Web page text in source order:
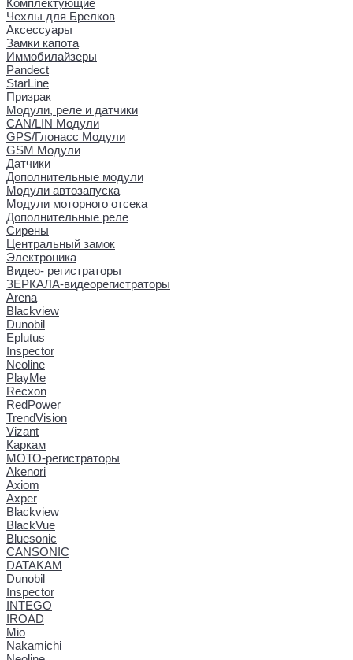
Комплектующие
Чехлы для Брелков
Аксессуары
Замки капота
Иммобилайзеры
Pandect
StarLine
Призрак
Модули, реле и датчики
CAN/LIN Модули
GPS/Глонасс Модули
GSM Модули
Датчики
Дополнительные модули
Модули автозапуска
Модули моторного отсека
Дополнительные реле
Сирены
Центральный замок
Электроника
Видео- регистраторы
ЗЕРКАЛА-видеорегистраторы
Arena
Blackview
Dunobil
Eplutus
Inspector
Neoline
PlayMe
Recxon
RedPower
TrendVision
Vizant
Каркам
МОТО-регистраторы
Akenori
Axiom
Axper
Blackview
BlackVue
Bluesonic
CANSONIC
DATAKAM
Dunobil
Inspector
INTEGO
IROAD
Mio
Nakamichi